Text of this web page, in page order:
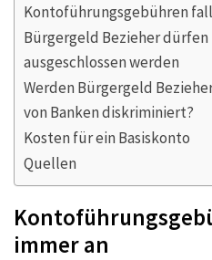
Kontoführungsgebühren
Bürgergeld Bezieher
ausgeschlossen werden
Werden Bürgergeld
von Banken diskriminiert?
Kosten für ein Basiskonto
Quellen
immer an